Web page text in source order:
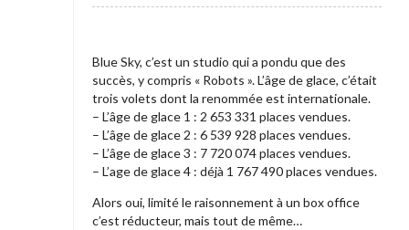
]
’
â
g
e
d
e
g
Blue Sky, c’est un studio qui a pondu que des
succès, y compris « Robots ». L’âge de glace, c’était
trois volets dont la renommée est internationale.
– L’âge de glace 1 : 2 653 331 places vendues.
– L’âge de glace 2 : 6 539 928 places vendues.
– L’âge de glace 3 : 7 720 074 places vendues.
– L’age de glace 4 : déjà 1 767 490 places vendues.
Alors oui, limité le raisonnement à un box office
c’est réducteur, mais tout de même…